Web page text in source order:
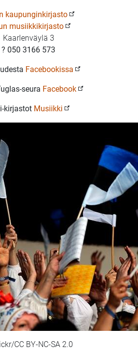
kaupunginkirjasto
musiikkikirjasto
Kaarlenväylä 3
? 050 3166 573
Facebookissa
seura Facebook
kirjastot Musiikki
CC BY-NC-SA 2.0